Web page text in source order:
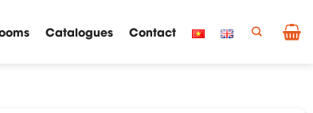
Catalogues Contact